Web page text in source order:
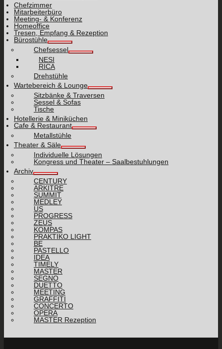
Chefzimmer
Mitarbeiterbüro
Meeting- & Konferenz
Homeoffice
Tresen, Empfang & Rezeption
Bürostühle
Chefsessel
NESI
RICA
Drehstühle
Wartebereich & Lounge
Sitzbänke & Traversen
Sessel & Sofas
Tische
Hotellerie & Miniküchen
Cafe & Restaurant
Metallstühle
Theater & Säle
Individuelle Lösungen
Kongress und Theater – Saalbestuhlungen
Archiv
CENTURY
ARKITRE
SUMMIT
MEDLEY
US
PROGRESS
ZEUS
KOMPAS
PRAKTIKO LIGHT
BE
PASTELLO
IDEA
TIMELY
MASTER
SEGNO
DUETTO
MEETING
GRAFFITI
CONCERTO
OPERA
MASTER Rezeption